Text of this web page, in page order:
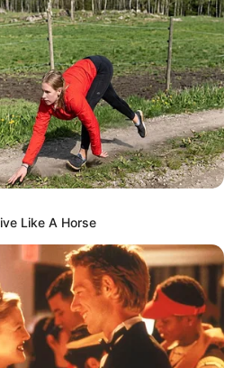
veículo roubado e
Like A Horse